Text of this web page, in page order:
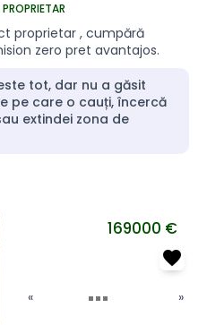
proprietar , cumpără
zero pret avantajos.
tot, dar nu a găsit
pe care o cauți, încercă
extindei zona de
« »
169000 €